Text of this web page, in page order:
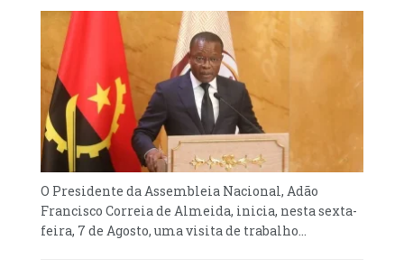
Foram nomeadas, por Decreto Presidencial,
Jorge Miguêns Augusto, para ocupar o cargo
de vice-governador de Luanda para o Sector
Económico, Franco Cazembe Mufinda, vice-
governador de Malanje para o Sector
Político, Social e Económico, e Abel do
Rosário Kapitango, vice-governador do
Namibe para o Sector Político, Social e
Económico
O Presidente da Assembleia Nacional, Adão
Francisco Correia de Almeida, inicia, nesta sexta-
feira, 7 de Agosto, uma visita de trabalho...